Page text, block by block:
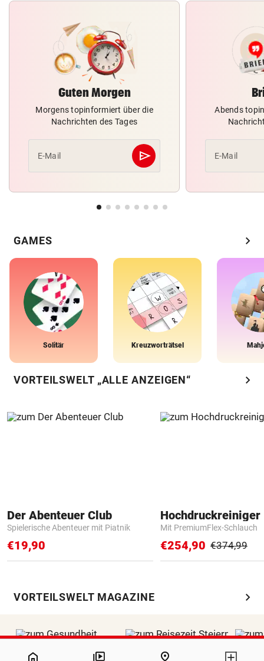
Guten Morgen
Morgens topinformiert über die
Nachrichten des Tages
E-Mail send
Abschicken
Abends
E-Mail
GAMES chevron_right
Solitär Kreuzworträtsel
VORTEILSWELT „ALLE ANZEIGEN“ chevron_right
Der Abenteuer Club
Spielerische Abenteuer mit Piatnik
€19,90
Hochdruckreiniger
Mit PremiumFlex-Schlauch
€254,90 €374,99
VORTEILSWELT MAGAZINE chevron_right
home pin_drop
NaN%